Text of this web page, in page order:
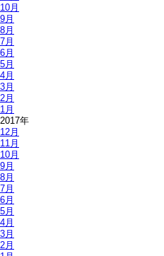
10月
9月
8月
7月
6月
5月
4月
3月
2月
1月
2017年
12月
11月
10月
9月
8月
7月
6月
5月
4月
3月
2月